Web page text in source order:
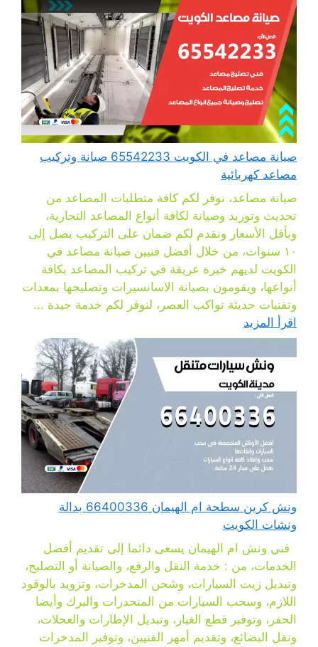
صيانة مصاعد في الكويت 65542233 صيانة وتركيب
مصاعد كهربائية
صيانة مصاعد، نوفر لكم كافة متطلبات المصاعد من
تحديث وتوريد وصيانة لكافة أنواع المصاعد التجارية،
وبأقل الأسعار ونقدم لكم ضمان على التركيب يصل إلى
١٠ سنوات، من خلال أفضل فنيين صيانة مصاعد في
الكويت لديهم خبرة عريقة في تركيب المصاعد بكافة
أنواعها، ويقومون بصيانة الاسانسيرات وتصليحها بمعدات
وتقنيات حديثة تواكب العصر، لنوفر لكم خدمة جيدة ...
اقرأ المزيد
ونش كرين سطحة ام الهيمان 66400336 بدالة
ونشات الكويت
فني ونش ام الهيمان يسعى دائما إلى تقديم أفضل
الخدمات، من : خدمة النقل والرفع، والصيانة أو التصليح،
وتبديل زيت السيارات، وشحن المدخرات، وتزويد بالوقود
اللازم، وسحب السيارات من المنحدرات والبرك وأيضا
الحفر، وتوفير قطع الغيار، وتبديل الإطارات والعجلات،
ونقل البضائع، وتقديم أمهر الفنيين، وتوفير المدخرات